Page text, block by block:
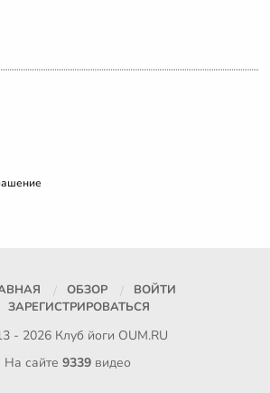
ОБЗОР
ВОЙТИ
ЗАРЕГИСТРИРОВАТЬСЯ
- 2026 Клуб йоги OUM.RU
На сайте 9339видео